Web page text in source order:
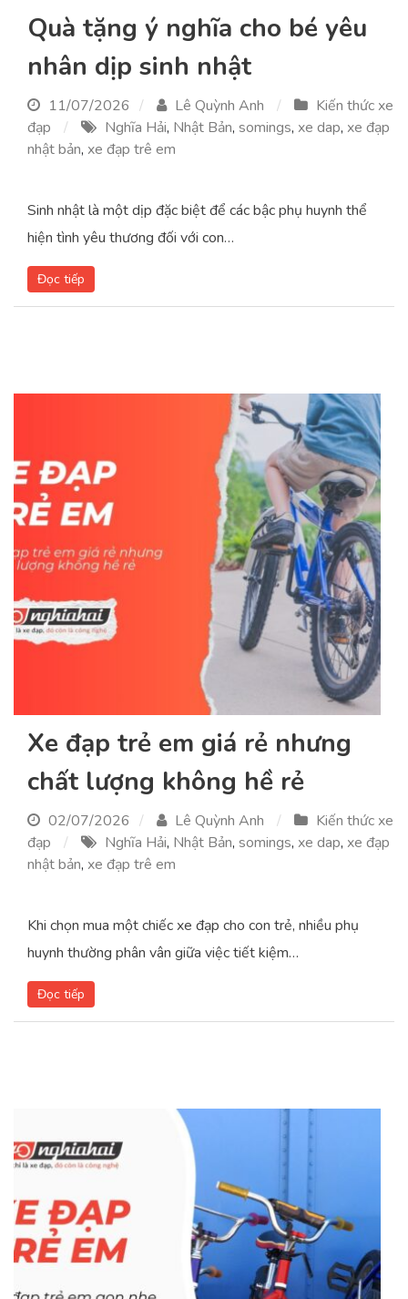
Quà tặng ý nghĩa cho bé yêu
nhân dịp sinh nhật
11/07/2026 Lê Quỳnh Anh
Kiến thức xe
đạp
Nghĩa Hải, Nhật Bản, somings, xe dap, xe đạp
nhật bản, xe đạp trê em
Sinh nhật là một dịp đặc biệt để các bậc phụ huynh thể
hiện tình yêu thương đối với con…
Đọc tiếp
Xe đạp trẻ em giá rẻ nhưng
chất lượng không hề rẻ
02/07/2026 Lê Quỳnh Anh
Kiến thức xe
đạp
Nghĩa Hải, Nhật Bản, somings, xe dap, xe đạp
nhật bản, xe đạp trê em
Khi chọn mua một chiếc xe đạp cho con trẻ, nhiều phụ
huynh thường phân vân giữa việc tiết kiệm…
Đọc tiếp